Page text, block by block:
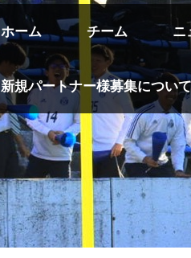
ホーム チーム ニ
新規パートナー様募集について